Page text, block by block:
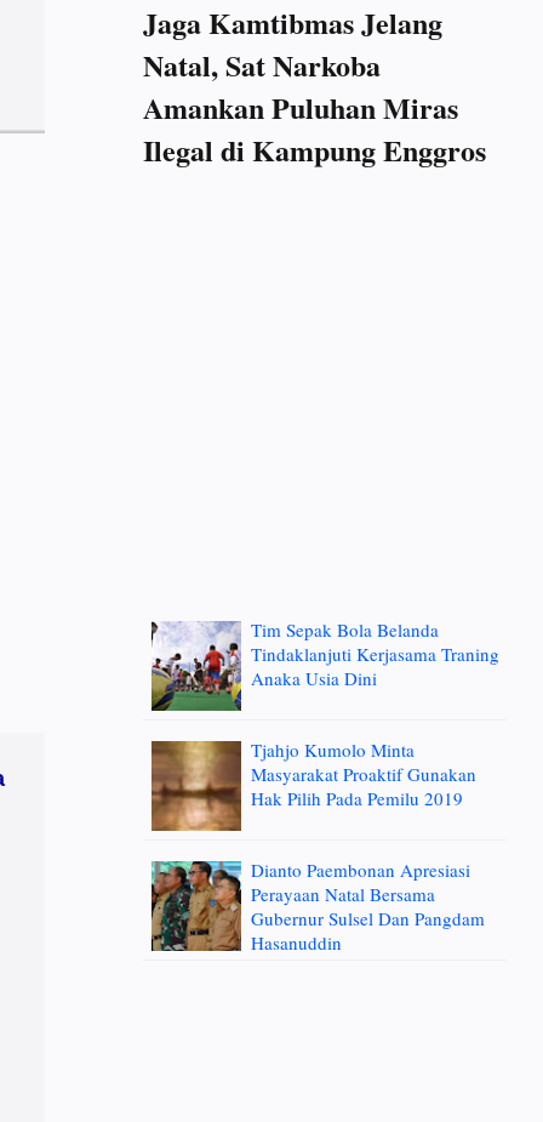
Jaga Kamtibmas Jelang
Natal, Sat Narkoba
Amankan Puluhan Miras
Ilegal di Kampung Enggros
Tim Sepak Bola Belanda
Tindaklanjuti Kerjasama Traning
Anaka Usia Dini
Tjahjo Kumolo Minta
Masyarakat Proaktif Gunakan
Hak Pilih Pada Pemilu 2019
Dianto Paembonan Apresiasi
Perayaan Natal Bersama
Gubernur Sulsel Dan Pangdam
Hasanuddin